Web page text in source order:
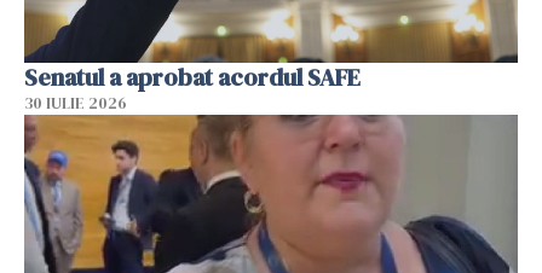
Senatul a aprobat acordul SAFE
30 IULIE 2026